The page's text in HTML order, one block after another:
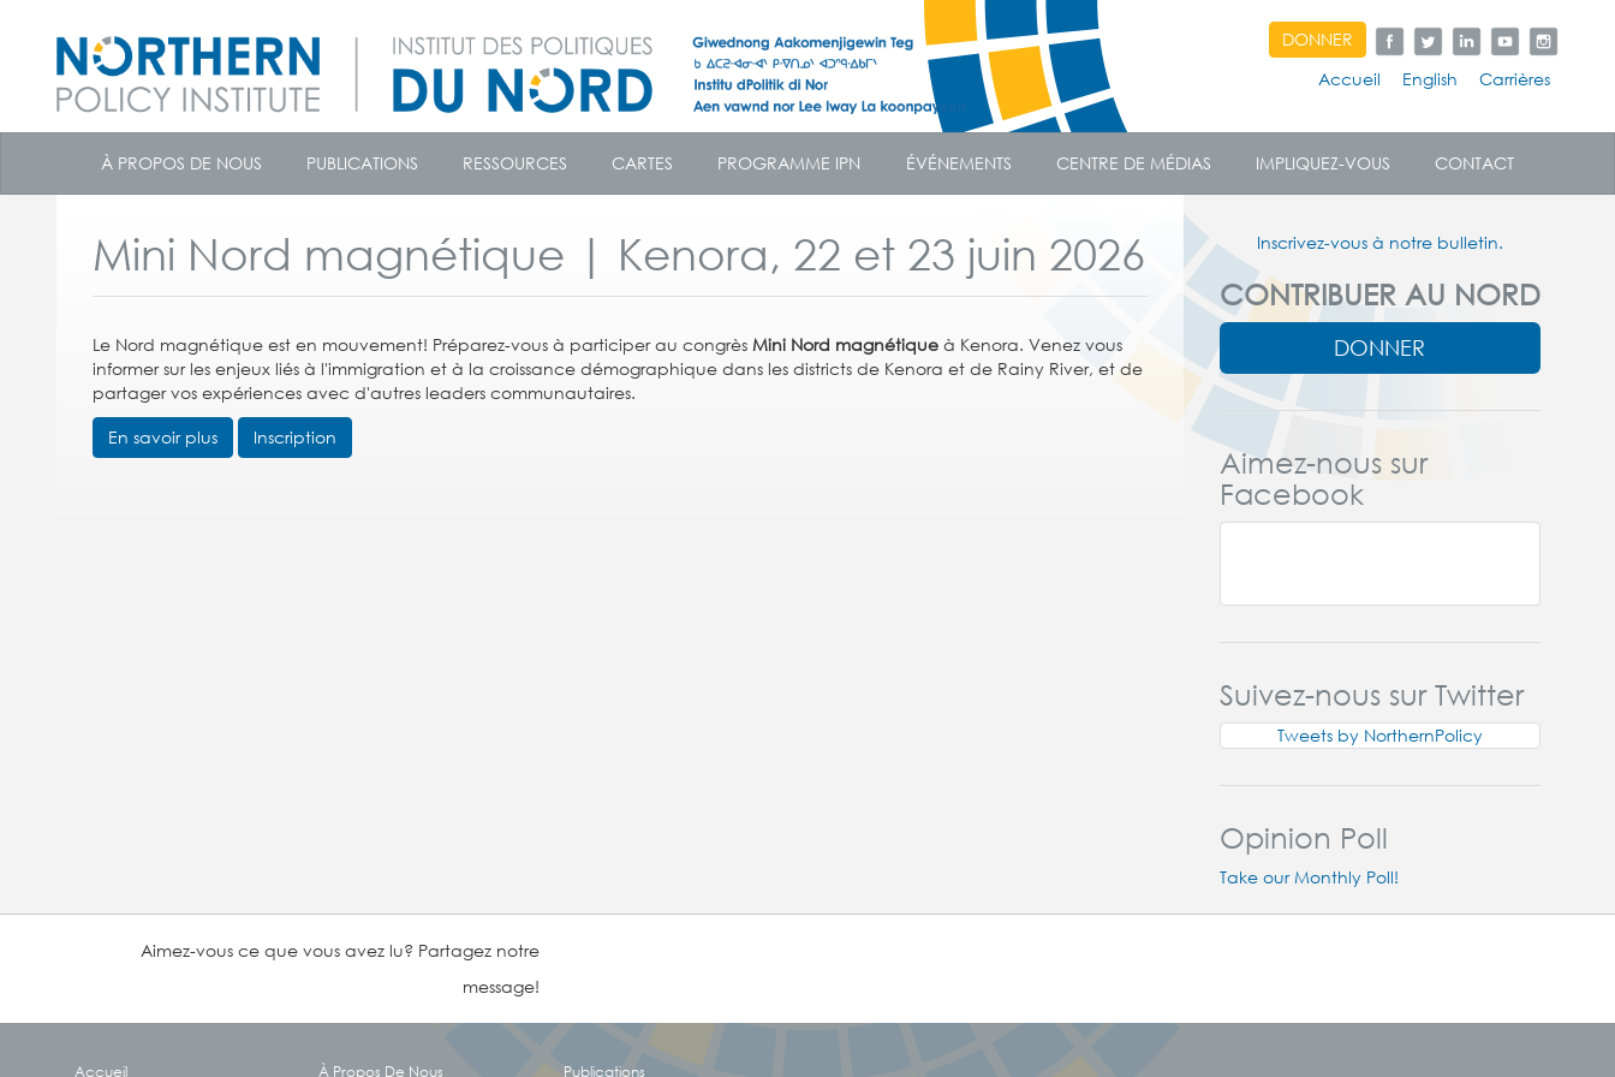
content
DONNER
Accueil
English Carrières
À PROPOS DE NOUS PUBLICATIONS RESSOURCES CARTES PROGRAMME IPN ÉVÉNEMENTS CENTRE DE MÉDIAS IMPLIQUEZ-VOUS CONTACT
Mini Nord magnétique | Kenora, 22 et 23 juin 2026
Le Nord magnétique est en mouvement! Préparez-vous à participer au congrès Mini Nord magnétique à Kenora. Venez vous
informer sur les enjeux liés à l'immigration et à la croissance démographique dans les districts de Kenora et de Rainy River, et de
partager vos expériences avec d'autres leaders communautaires.
En savoir plus
Inscription
Inscrivez-vous à notre bulletin.
CONTRIBUER AU NORD
DONNER
Aimez-nous sur
Facebook
Suivez-nous sur Twitter
Tweets by NorthernPolicy
Opinion Poll
Take our Monthly Poll!
Aimez-vous ce que vous avez lu? Partagez notre
message!
Accueil À Propos De Nous Publications